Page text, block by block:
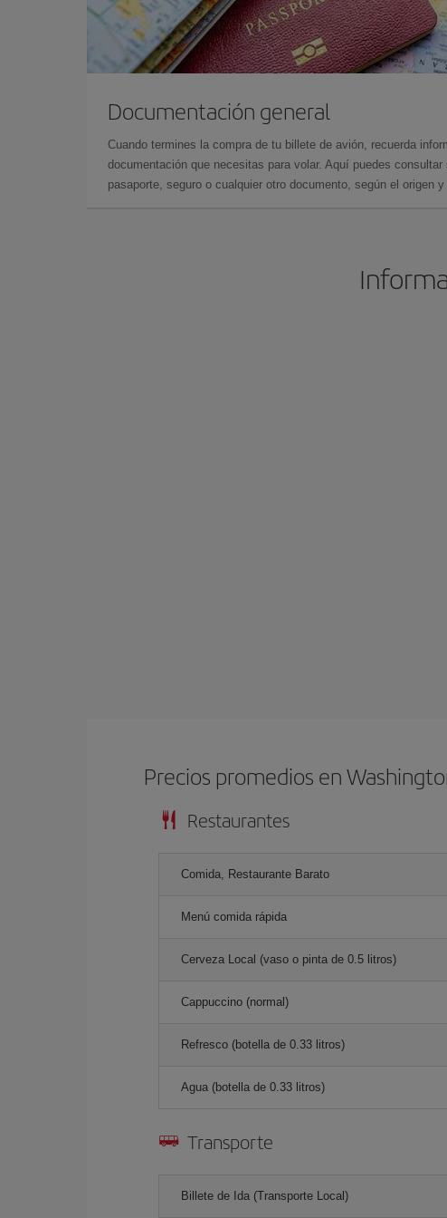
Documentación general
Cuando termines la compra de tu billete de avión, recuerda
documentación que necesitas para volar. Aquí puedes
pasaporte, seguro o cualquier otro documento, según el origen
Precios promedios en
Restaurantes
Comida, Restaurante Barato
Menú comida rápida
Cerveza Local (vaso o pinta de 0.5 litros)
Cappuccino (normal)
Refresco (botella de 0.33 litros)
Agua (botella de 0.33 litros)
Transporte
Billete de Ida (Transporte Local)